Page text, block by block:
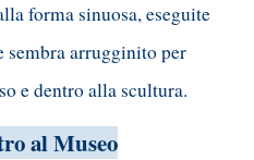
forma sinuosa, eseguite
arrugginito per
e dentro alla scultura.
al Museo